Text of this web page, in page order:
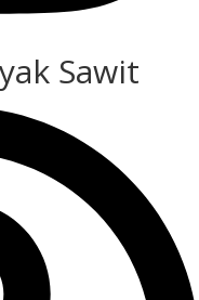
Sawit